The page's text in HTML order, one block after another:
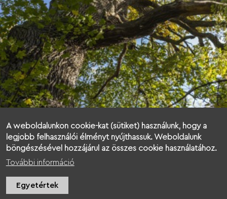
A weboldalunkon cookie-kat (sütiket) használunk, hogy a
legjobb felhasználói élményt nyújthassuk. Weboldalunk
böngészésével hozzájárul az összes cookie használatához.
További információ
Egyetértek